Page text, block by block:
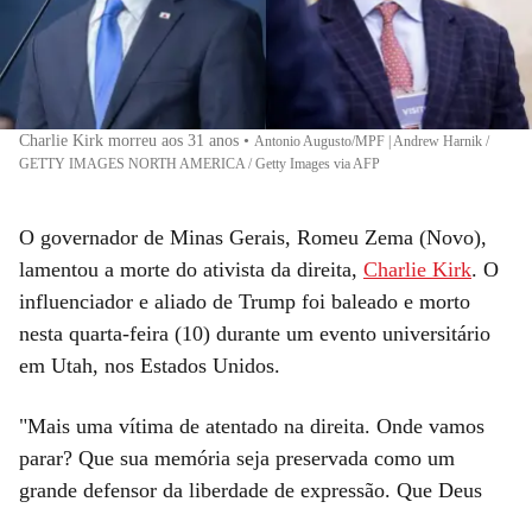
Charlie Kirk morreu aos 31 anos • Antonio Augusto/MPF | Andrew Harnik /
GETTY IMAGES NORTH AMERICA / Getty Images via AFP
O governador de Minas Gerais, Romeu Zema (Novo),
lamentou a morte do ativista da direita, Charlie Kirk. O
influenciador e aliado de Trump foi baleado e morto
nesta quarta-feira (10) durante um evento universitário
em Utah, nos Estados Unidos.
"Mais uma vítima de atentado na direita. Onde vamos
parar? Que sua memória seja preservada como um
grande defensor da liberdade de expressão. Que Deus